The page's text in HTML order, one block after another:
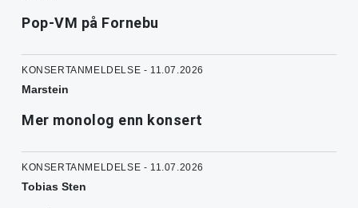
Pop-VM på Fornebu
KONSERTANMELDELSE - 11.07.2026
Marstein
Mer monolog enn konsert
KONSERTANMELDELSE - 11.07.2026
Tobias Sten